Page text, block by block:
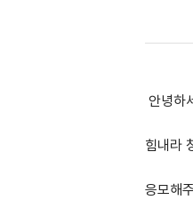
안녕하
힘내라
응모해